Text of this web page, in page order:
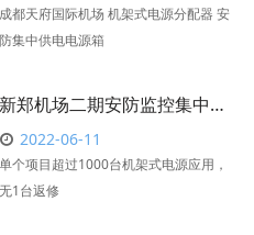
成都天府国际机场 机架式电源分配器 安
防集中供电电源箱
新郑机场二期安防监控集中供电项目，单个项目超过1000台机架式电源应用
2022-06-11
单个项目超过1000台机架式电源应用，
无1台返修